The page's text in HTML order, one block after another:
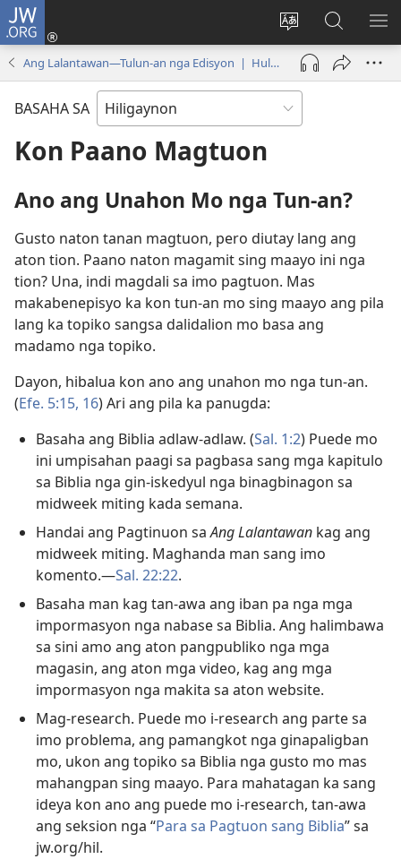
JW.ORG
Islan
ang
lenguahe
sang
site
Mag-
log
In
(opens
new
Mangita
sa
JW.ORG
Ang Lalantawan—Tulun-an nga Edisyon | Hulyo 2023
BASAHA SA
Kon Paano Magtuon
Ano ang Unahon Mo nga Tun-an?
Gusto naton tanan magtuon, pero diutay lang ang
aton tion. Paano naton magamit sing maayo ini nga
tion? Una, indi magdali sa imo pagtuon. Mas
makabenepisyo ka kon tun-an mo sing maayo ang pila
lang ka topiko sangsa dalidalion mo basa ang
madamo nga topiko.
Dayon, hibalua kon ano ang unahon mo nga tun-an.
(Efe. 5:15, 16) Ari ang pila ka panugda:
Basaha ang Biblia adlaw-adlaw. (Sal. 1:2) Puede mo
ini umpisahan paagi sa pagbasa sang mga kapitulo
sa Biblia nga gin-iskedyul nga binagbinagon sa
midweek miting kada semana.
Handai ang Pagtinuon saAng Lalantawan kag ang
midweek miting. Maghanda man sang imo
komento.—Sal. 22:22.
Basaha man kag tan-awa ang iban pa nga mga
impormasyon nga nabase sa Biblia. Ang halimbawa
sa sini amo ang aton pangpubliko nga mga
magasin, ang aton mga video, kag ang mga
impormasyon nga makita sa aton website.
Mag-research. Puede mo i-research ang parte sa
imo problema, ang pamangkot nga ginapaligban
mo, ukon ang topiko sa Biblia nga gusto mo mas
mahangpan sing maayo. Para mahatagan ka sang
ideya kon ano ang puede mo i-research, tan-awa
ang seksion nga “Para sa Pagtuon sang Biblia” sa
jw.org/hil.